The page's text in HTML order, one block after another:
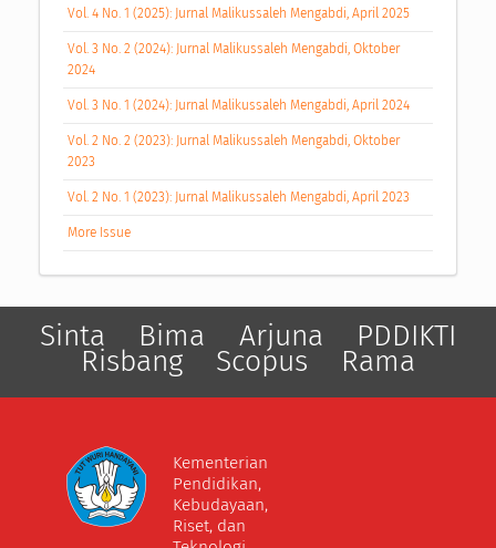
Vol. 4 No. 1 (2025): Jurnal Malikussaleh Mengabdi, April 2025
Vol. 3 No. 2 (2024): Jurnal Malikussaleh Mengabdi, Oktober
2024
Vol. 3 No. 1 (2024): Jurnal Malikussaleh Mengabdi, April 2024
Vol. 2 No. 2 (2023): Jurnal Malikussaleh Mengabdi, Oktober
2023
Vol. 2 No. 1 (2023): Jurnal Malikussaleh Mengabdi, April 2023
More Issue
Sinta Bima Arjuna PDDIKTI
Risbang Scopus Rama
Kementerian
Pendidikan,
Kebudayaan,
Riset, dan